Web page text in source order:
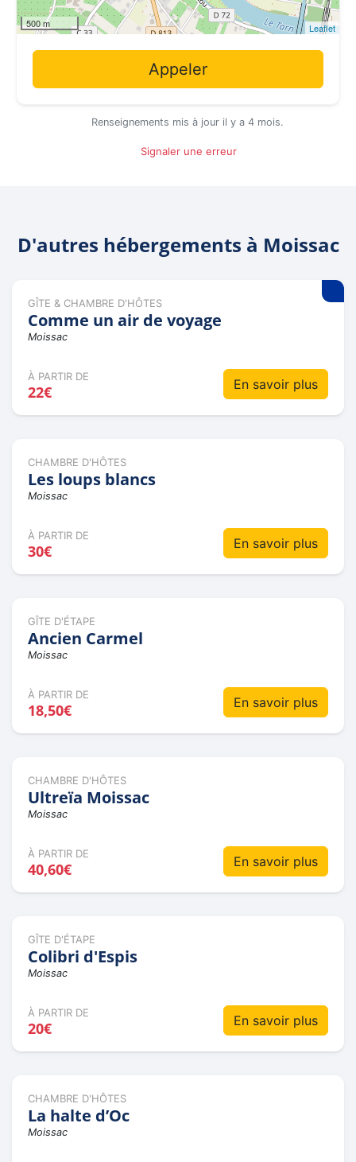
500 m Leaflet
Appeler
Renseignements mis à jour il y a 4 mois.
Signaler une erreur
D'autres hébergements à Moissac
GÎTE & CHAMBRE D'HÔTES
Comme un air de voyage
Moissac
À PARTIR DE
22€ En savoir plus
CHAMBRE D'HÔTES
Les loups blancs
Moissac
À PARTIR DE
30€ En savoir plus
GÎTE D'ÉTAPE
Ancien Carmel
Moissac
À PARTIR DE
18,50€ En savoir plus
CHAMBRE D'HÔTES
Ultreïa Moissac
Moissac
À PARTIR DE
40,60€ En savoir plus
GÎTE D'ÉTAPE
Colibri d'Espis
Moissac
À PARTIR DE
20€ En savoir plus
CHAMBRE D'HÔTES
La halte d’Oc
Moissac